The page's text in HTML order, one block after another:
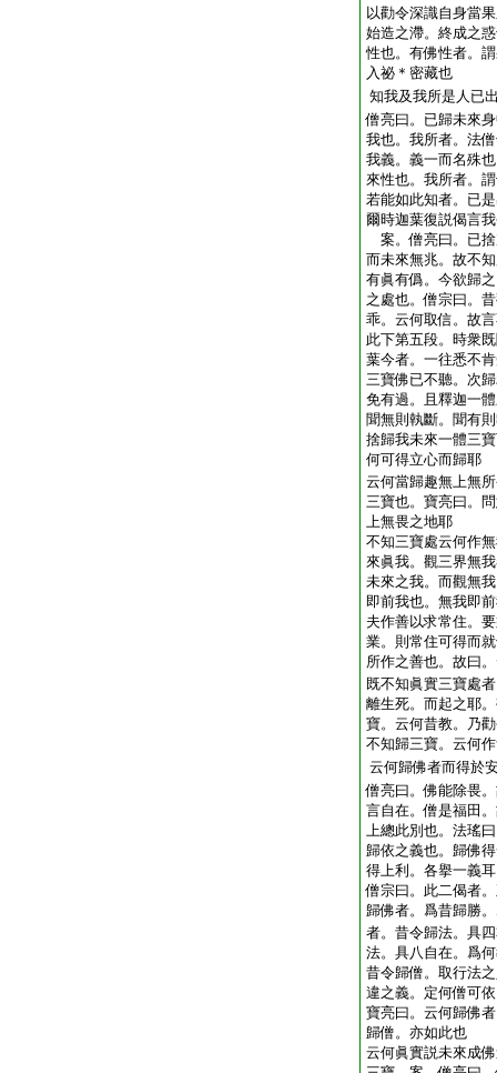
以勸令深識自身當
始造之滯。終成之
性也。有佛性者。
入祕＊密藏也
知我及我所是人已
僧亮曰。已歸未來
我也。我所者。法
我義。義一而名殊
來性也。我所者。
若能如此知者。已
爾時迦葉復説偈言
案。僧亮曰。已
而未來無兆。故不
有眞有僞。今欲歸
之處也。僧宗曰。
乖。云何取信。故
此下第五段。時衆
葉今者。一往悉不
三寶佛已不聽。次
免有過。且釋迦一
聞無則執斷。聞有
捨歸我未來一體三
何可得立心而歸耶
云何當歸趣無上無
三寶也。寶亮曰。
上無畏之地耶
不知三寶處云何作
來眞我。觀三界無
未來之我。而觀無
即前我也。無我即
夫作善以求常住。
業。則常住可得而
所作之善也。故曰
既不知眞實三寶處
離生死。而起之耶
寶。云何昔教。乃
不知歸三寶。云何
云何歸佛者而得於
僧亮曰。佛能除畏
言自在。僧是福田
上總此別也。法瑤
歸依之義也。歸佛
得上利。各擧一義
僧宗曰。此二偈者
歸佛者。爲昔歸勝
者。昔令歸法。具
法。具八自在。爲
昔令歸僧。取行法
違之義。定何僧可
寶亮曰。云何歸佛
歸僧。亦如此也
云何眞實説未來成